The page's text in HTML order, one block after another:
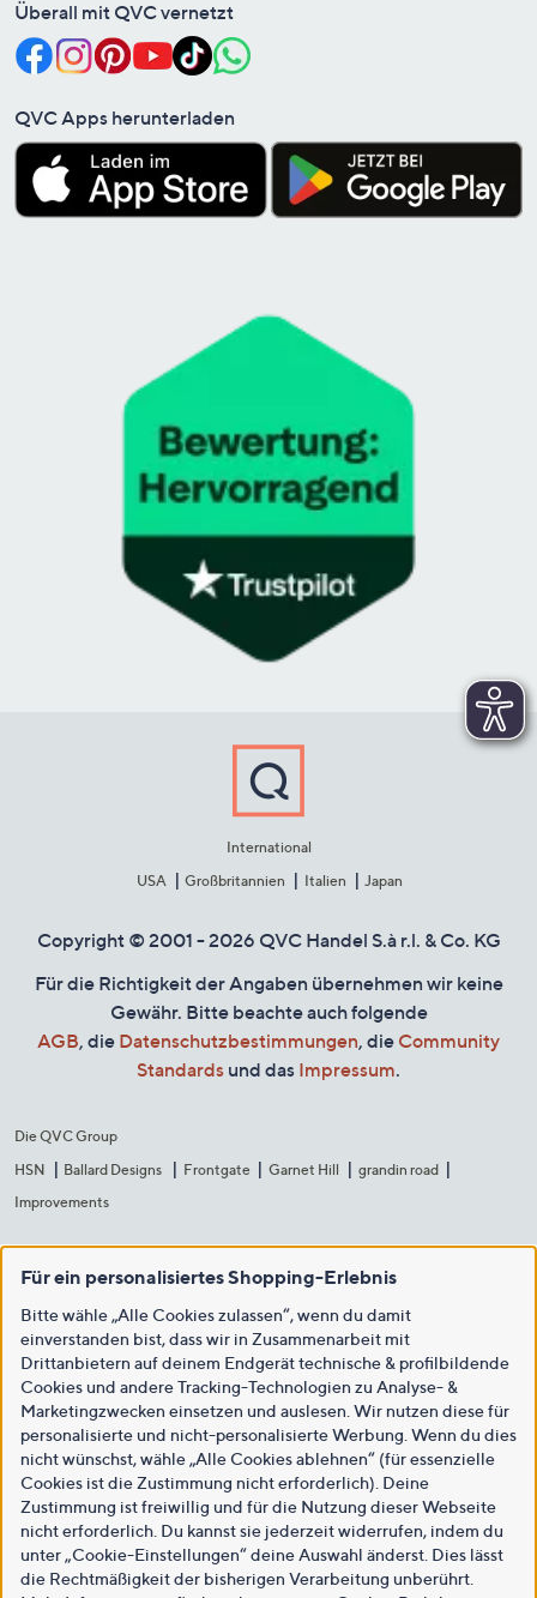
Überall mit QVC vernetzt
QVC Apps herunterladen
International
USA
Großbritannien Italien Japan
Copyright © 2001 - 2026 QVC Handel S.à r.l. & Co. KG
Für die Richtigkeit der Angaben übernehmen wir keine
Gewähr. Bitte beachte auch folgende
AGB, die Datenschutzbestimmungen, die Community
Standards und das Impressum.
Die QVC Group
HSN
Ballard Designs Frontgate Garnet Hill
grandin road
Improvements
Für ein personalisiertes Shopping-Erlebnis
Bitte wähle „Alle Cookies zulassen“, wenn du damit
einverstanden bist, dass wir in Zusammenarbeit mit
Drittanbietern auf deinem Endgerät technische & profilbildende
Cookies und andere Tracking-Technologien zu Analyse- &
Marketingzwecken einsetzen und auslesen. Wir nutzen diese für
personalisierte und nicht-personalisierte Werbung. Wenn du dies
nicht wünschst, wähle „Alle Cookies ablehnen“ (für essenzielle
Cookies ist die Zustimmung nicht erforderlich). Deine
Zustimmung ist freiwillig und für die Nutzung dieser Webseite
nicht erforderlich. Du kannst sie jederzeit widerrufen, indem du
unter „Cookie-Einstellungen“ deine Auswahl änderst. Dies lässt
die Rechtmäßigkeit der bisherigen Verarbeitung unberührt.